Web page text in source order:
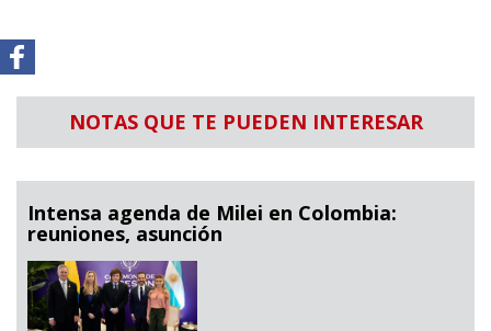
NOTAS QUE TE PUEDEN INTERESAR
Intensa agenda de Milei en Colombia:
reuniones, asunción